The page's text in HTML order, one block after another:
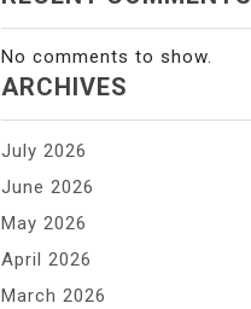
No comments to show.
ARCHIVES
July 2026
June 2026
May 2026
April 2026
March 2026